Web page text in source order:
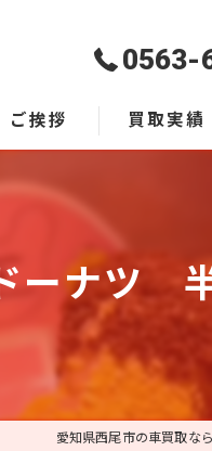
0563-
ご挨拶 買取実績
ーナツ
愛知県西尾市の車買取な